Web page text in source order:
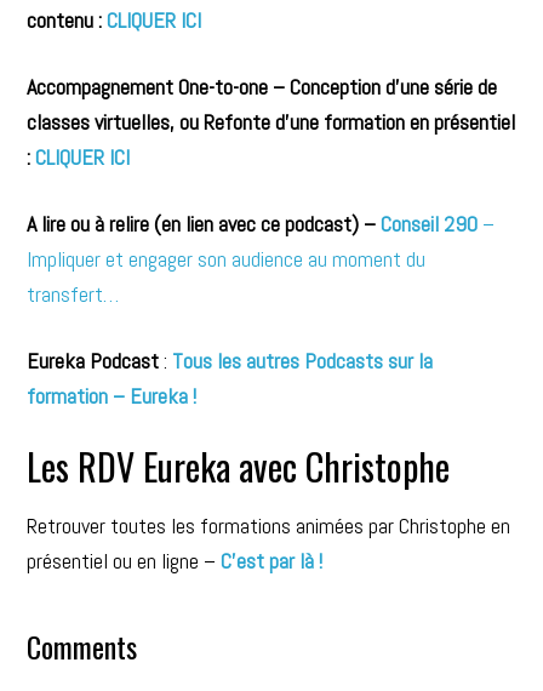
contenu :CLIQUER ICI
Accompagnement One-to-one – Conception d’une série de
classes virtuelles, ou Refonte d’une formation en présentiel
:CLIQUER ICI
A lire ou à relire (en lien avec ce podcast) –Conseil 290 –
Impliquer et engager son audience au moment du
transfert…
Eureka Podcast: Tous les autres Podcasts sur la
formation – Eureka !
Les RDV Eureka avec Christophe
Retrouver toutes les formations animées par Christophe en
présentiel ou en ligne –C’est par là !
Comments